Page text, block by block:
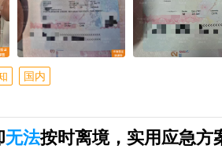
国内
无法按时离境，实用应急方